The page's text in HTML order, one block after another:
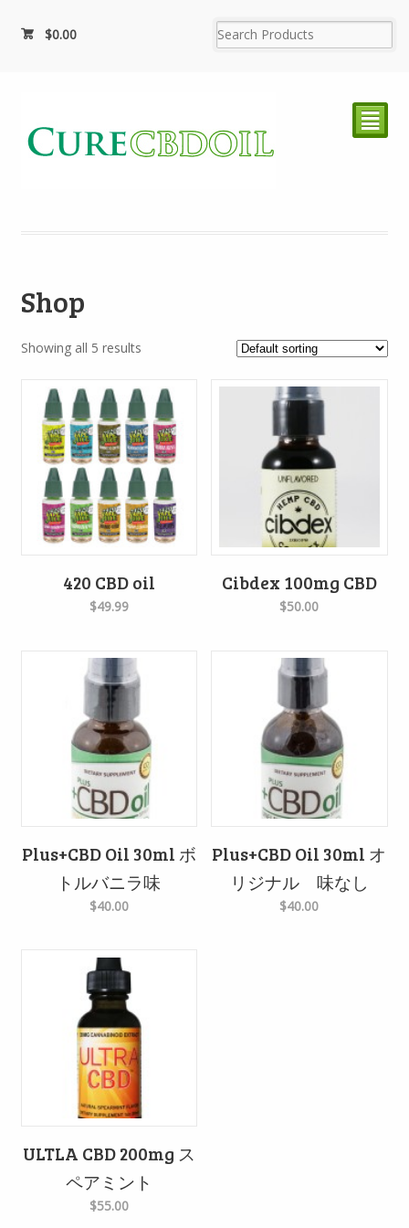
$0.00
²
Shop
Showing all 5 results
420 CBD oil
$49.99
Cibdex 100mg CBD
$50.00
Plus+CBD Oil 30ml ボ
トルバニラ味
$40.00
Plus+CBD Oil 30ml オ
リジナル 味なし
$40.00
ULTLA CBD 200mg ス
ペアミント
$55.00